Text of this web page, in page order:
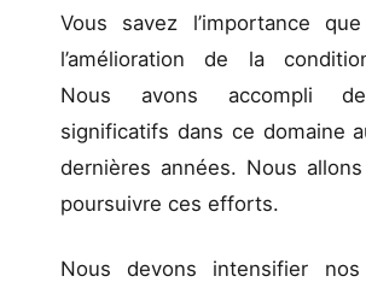
Vous savez l’importance
l’amélioration de la
Nous avons accompli
significatifs dans ce domaine
dernières années. Nous
poursuivre ces efforts.
Nous devons intensifier